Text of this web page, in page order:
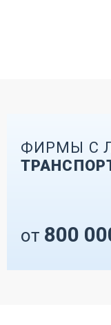
ФИРМЫ С
от 800